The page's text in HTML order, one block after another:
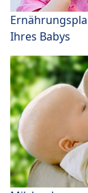
Ihres Babys